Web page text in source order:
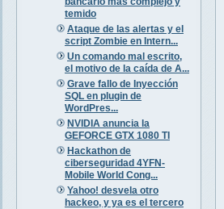
temido
Ataque de las alertas y el
script Zombie en Intern...
Un comando mal escrito,
el motivo de la caída de A...
Grave fallo de Inyección
SQL en plugin de
WordPres...
NVIDIA anuncia la
GEFORCE GTX 1080 TI
Hackathon de
ciberseguridad 4YFN-
Mobile World Cong...
Yahoo! desvela otro
hackeo, y ya es el tercero